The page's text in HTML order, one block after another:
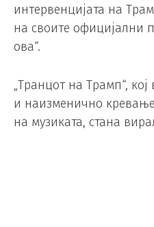
интервенцијата на
на своите официјални
ова“.
„Транцот на Трамп“,
и наизменично
на музиката, стана